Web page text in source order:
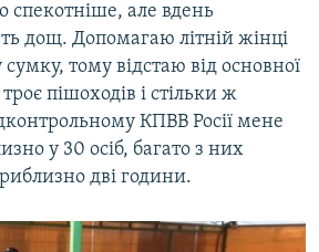
спекотніше, але вдень
дощ. Допомагаю літній жінці
сумку, тому відстаю від основної
пішоходів і стільки ж
КПВВ Росії мене
у 30 осіб, багато з них
дві години.